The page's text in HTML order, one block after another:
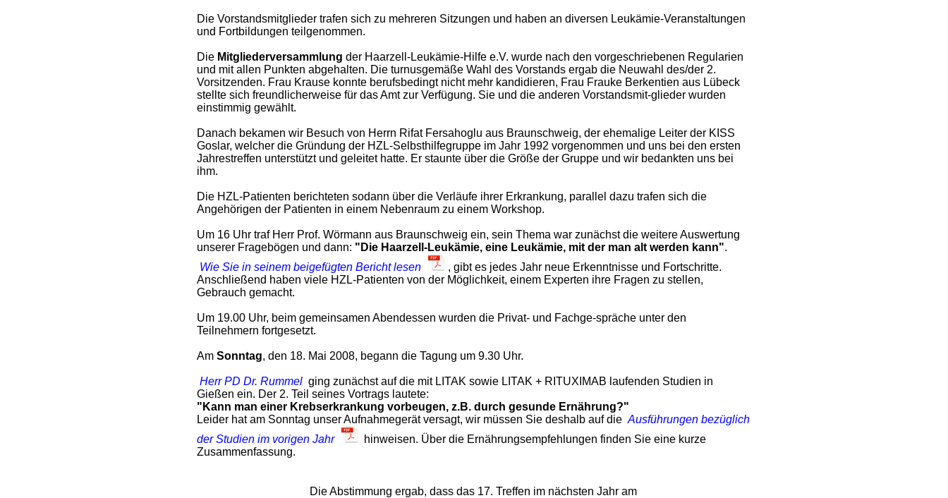
Die Vorstandsmitglieder trafen sich zu mehreren Sitzungen und haben an diversen Leukämie-Veranstaltungen
und Fortbildungen teilgenommen.
Die Mitgliederversammlung der Haarzell-Leukämie-Hilfe e.V. wurde nach den vorgeschriebenen Regularien
und mit allen Punkten abgehalten. Die turnusgemäße Wahl des Vorstands ergab die Neuwahl des/der 2.
Vorsitzenden. Frau Krause konnte berufsbedingt nicht mehr kandidieren, Frau Frauke Berkentien aus Lübeck
stellte sich freundlicherweise für das Amt zur Verfügung. Sie und die anderen Vorstandsmit-glieder wurden
einstimmig gewählt.
Danach bekamen wir Besuch von Herrn Rifat Fersahoglu aus Braunschweig, der ehemalige Leiter der KISS
Goslar, welcher die Gründung der HZL-Selbsthilfegruppe im Jahr 1992 vorgenommen und uns bei den ersten
Jahrestreffen unterstützt und geleitet hatte. Er staunte über die Größe der Gruppe und wir bedankten uns bei
ihm.
Die HZL-Patienten berichteten sodann über die Verläufe ihrer Erkrankung, parallel dazu trafen sich die
Angehörigen der Patienten in einem Nebenraum zu einem Workshop.
Um 16 Uhr traf Herr Prof. Wörmann aus Braunschweig ein, sein Thema war zunächst die weitere Auswertung
unserer Fragebögen und dann: "Die Haarzell-Leukämie, eine Leukämie, mit der man alt werden kann".
Wie Sie in seinem beigefügten Bericht lesen
, gibt es jedes Jahr neue Erkenntnisse und Fortschritte.
Anschließend haben viele HZL-Patienten von der Möglichkeit, einem Experten ihre Fragen zu stellen,
Gebrauch gemacht.
Um 19.00 Uhr, beim gemeinsamen Abendessen wurden die Privat- und Fachge-spräche unter den
Teilnehmern fortgesetzt.
Am Sonntag, den 18. Mai 2008, begann die Tagung um 9.30 Uhr.
Herr PD Dr. Rummel ging zunächst auf die mit LITAK sowie LITAK + RITUXIMAB laufenden Studien in
Gießen ein. Der 2. Teil seines Vortrags lautete:
"Kann man einer Krebserkrankung vorbeugen, z.B. durch gesunde Ernährung?"
Leider hat am Sonntag unser Aufnahmegerät versagt, wir müssen Sie deshalb auf die Ausführungen bezüglich
der Studien im vorigen Jahr
hinweisen. Über die Ernährungsempfehlungen finden Sie eine kurze
Zusammenfassung.
Die Abstimmung ergab, dass das 17. Treffen im nächsten Jahr am